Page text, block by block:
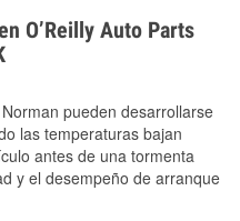
de frío
la protección
How-To.
O’Reilly Auto Parts
pueden desarrollarse
las temperaturas bajan
antes de una tormenta
y el desempeño de arranque